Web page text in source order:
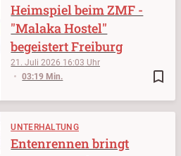
bookmark_border
21. Juli 2026 16:03
03:19 Min.
Heimspiel beim ZMF -
"Malaka Hostel"
begeistert Freiburg
UNTERHALTUNG
Entenrennen bringt